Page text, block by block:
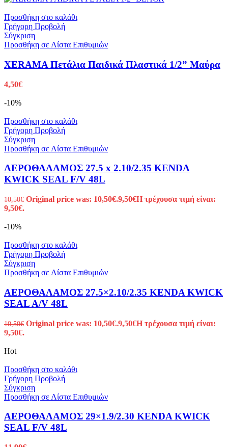
Προσθήκη στο καλάθι
Γρήγορη Προβολή
Σύγκριση
Προσθήκη σε Λίστα Επιθυμιών
XERAMA Πετάλια Παιδικά Πλαστικά 1/2” Μαύρα
4,50€
-10%
Προσθήκη στο καλάθι
Γρήγορη Προβολή
Σύγκριση
Προσθήκη σε Λίστα Επιθυμιών
ΑΕΡΟΘΑΛΑΜΟΣ 27.5 x 2.10/2.35 KENDA
KWICK SEAL F/V 48L
10,50€ Original price was: 10,50€.9,50€Η τρέχουσα τιμή είναι:
9,50€.
-10%
Προσθήκη στο καλάθι
Γρήγορη Προβολή
Σύγκριση
Προσθήκη σε Λίστα Επιθυμιών
ΑΕΡΟΘΑΛΑΜΟΣ 27.5×2.10/2.35 KENDA KWICK
SEAL A/V 48L
10,50€ Original price was: 10,50€.9,50€Η τρέχουσα τιμή είναι:
9,50€.
Hot
Προσθήκη στο καλάθι
Γρήγορη Προβολή
Σύγκριση
Προσθήκη σε Λίστα Επιθυμιών
ΑΕΡΟΘΑΛΑΜΟΣ 29×1.9/2.30 KENDA KWICK
SEAL F/V 48L